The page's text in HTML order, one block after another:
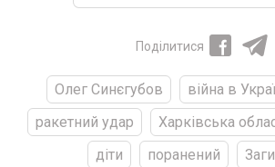
Поділитися
Олег Синєгубов війна в
ракетний удар
Харківська
діти
поранений